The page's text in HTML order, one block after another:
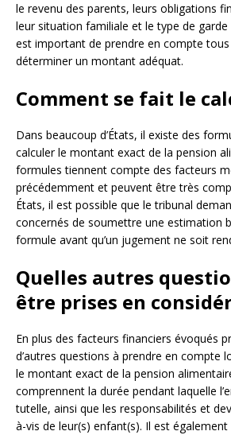
le revenu des parents, leurs obligations
leur situation familiale et le type de garde
est important de prendre en compte
déterminer un montant adéquat.
Comment se fait le
Dans beaucoup d’États, il existe des
calculer le montant exact de la pension
formules tiennent compte des facteurs
précédemment et peuvent être très
États, il est possible que le tribunal
concernés de soumettre une estimation
formule avant qu’un jugement ne soit
Quelles autres
être prises en
En plus des facteurs financiers évoqués
d’autres questions à prendre en compte
le montant exact de la pension
comprennent la durée pendant laquelle
tutelle, ainsi que les responsabilités et
à-vis de leur(s) enfant(s). Il est